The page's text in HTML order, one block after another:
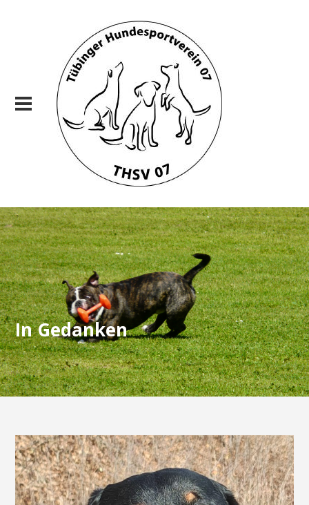
In Gedanken